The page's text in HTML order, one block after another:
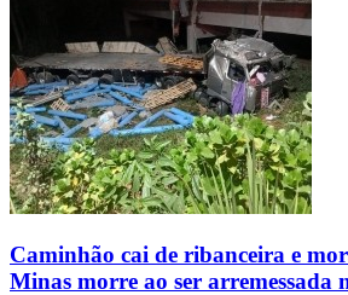
Caminhão cai de ribanceira e
Minas morre ao ser arremessada